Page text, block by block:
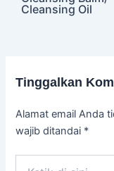
Cleansing Oil
Tinggalkan
Alamat email Anda
wajib ditandai *